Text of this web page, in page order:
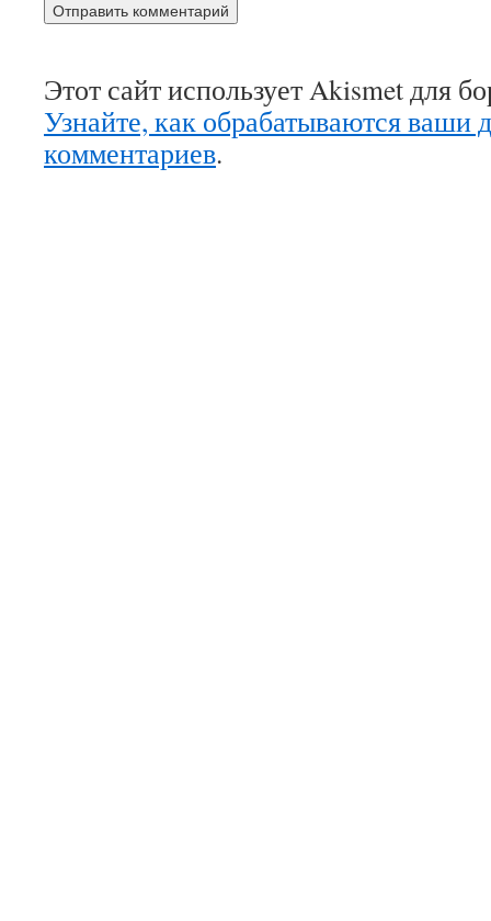
Этот сайт использует Akismet для
Узнайте, как обрабатываются ваши
комментариев.